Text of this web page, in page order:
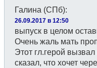
Галина (СПб):
26.09.2017 в 12:50
выпуск в целом
Очень жаль мать
Этот гл.герой
сказал, что хочет